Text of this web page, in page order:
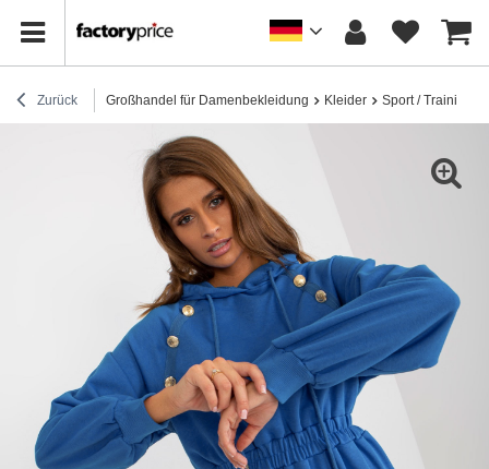
Zurück Großhandel für Damenbekleidung Kleider Sport /